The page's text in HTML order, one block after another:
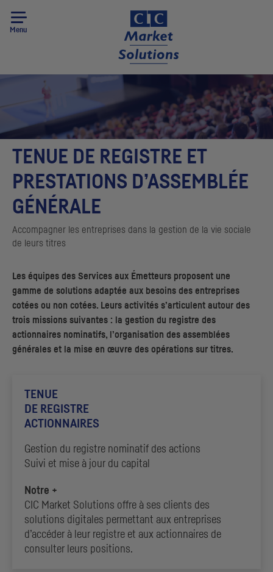
Menu
TENUE DE REGISTRE ET
PRESTATIONS D’ASSEMBLÉE
GÉNÉRALE
Accompagner les entreprises dans la gestion de la vie sociale
de leurs titres
Les équipes des Services aux Émetteurs proposent une
gamme de solutions adaptée aux besoins des entreprises
cotées ou non cotées. Leurs activités s’articulent autour des
trois missions suivantes : la gestion du registre des
actionnaires nominatifs, l’organisation des assemblées
générales et la mise en œuvre des opérations sur titres.
TENUE
DE REGISTRE
ACTIONNAIRES
Gestion du registre nominatif des actions
Suivi et mise à jour du capital
Notre +
CIC Market Solutions offre à ses clients des
solutions digitales permettant aux entreprises
d’accéder à leur registre et aux actionnaires de
consulter leurs positions.